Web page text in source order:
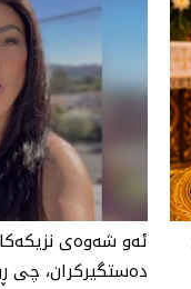
ئەو شەوەی
دەستگیركران، چی